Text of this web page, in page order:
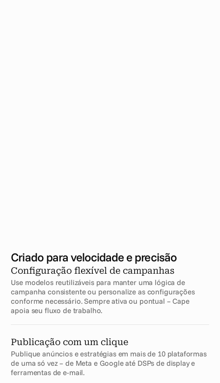
Criado para velocidade e precisão
Configuração flexível de campanhas
Use modelos reutilizáveis para manter uma lógica de
campanha consistente ou personalize as configurações
conforme necessário. Sempre ativa ou pontual – Cape
apoia seu fluxo de trabalho.
Publicação com um clique
Publique anúncios e estratégias em mais de 10 plataformas
de uma só vez – de Meta e Google até DSPs de display e
ferramentas de e-mail.